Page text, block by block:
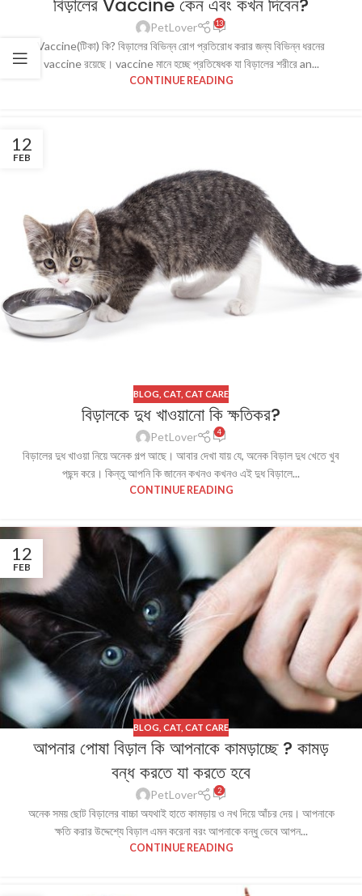
বিড়ালের Vaccine কেন এবং কখন দিবেন?
PetLover 13
Vaccine(টিকা) কি? বিড়ালের বিভিন্ন রোগ প্রতিরোধ করার জন্য বিভিন্ন ধরনের
vaccine রয়েছে। vaccine মানে হচ্ছে প্রতিষেধক যা বিড়ালের শরীরে an...
CONTINUE READING
12
FEB
BLOG CAT CAT CARE
বিড়ালকে দুধ খাওয়ানো কি ক্ষতিকর?
PetLover 4
বিড়ালের দুধ খাওয়া নিয়ে অনেক গল্প আছে। আবার দেখা যায় যে, অনেক বিড়াল দুধ খেতে খুব
পছন্দ করে। কিন্তু আপনি কি জানেন কখনও কখনও এই দুধ বিড়ালে...
CONTINUE READING
12
FEB
BLOG CAT CAT CARE
আপনার পোষা বিড়াল কি আপনাকে কামড়াচ্ছে ? কামড়
বন্ধ করতে যা করতে হবে
PetLover 2
অনেক সময় ছোট বিড়ালের বাচ্চা অযথাই হাতে কামড়ায় ও নখ দিয়ে আঁচর দেয়। আপনাকে
ক্ষতি করার উদ্দেশ্যে বিড়াল এমন করেনা বরং আপনাকে বন্ধু ভেবে আপন...
CONTINUE READING